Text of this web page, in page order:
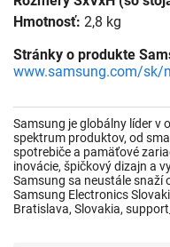
Hmotnosť: 2,8 kg
Stránky o produkte
www.samsung.com/sk/
Samsung je globálny líder v
spektrum produktov, od
spotrebiče a pamäťové
inovácie, špičkový dizajn a
Samsung sa neustále snaží
Samsung Electronics
Bratislava, Slovakia,